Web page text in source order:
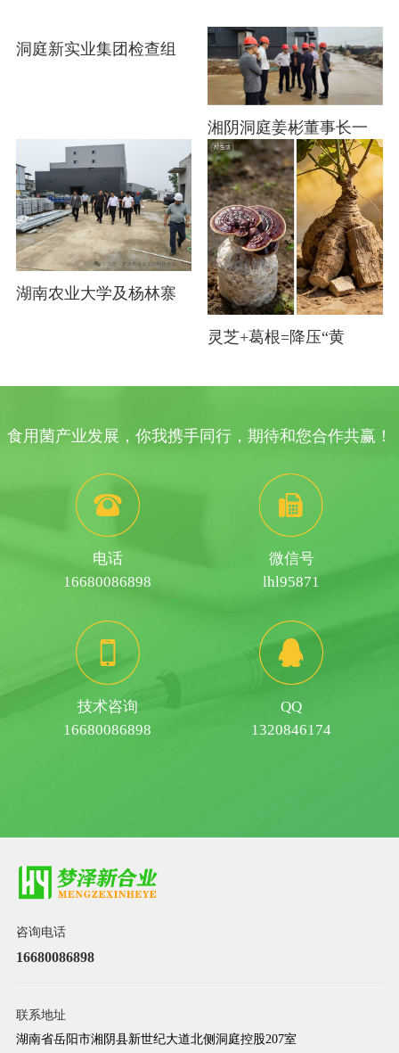
洞庭新实业集团检查组
湘阴洞庭姜彬董事长一
湖南农业大学及杨林寨
灵芝+葛根=降压“黄
食用菌产业发展，你我携手同行，期待和您合作共赢！
电话
16680086898
微信号
lhl95871
技术咨询
16680086898
QQ
1320846174
咨询电话
16680086898
联系地址
湖南省岳阳市湘阴县新世纪大道北侧洞庭控股207室